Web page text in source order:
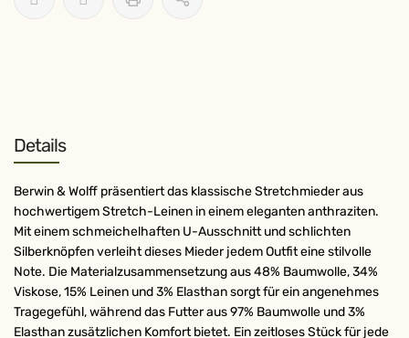
Details
Berwin & Wolff präsentiert das klassische Stretchmieder aus
hochwertigem Stretch-Leinen in einem eleganten anthraziten.
Mit einem schmeichelhaften U-Ausschnitt und schlichten
Silberknöpfen verleiht dieses Mieder jedem Outfit eine stilvolle
Note. Die Materialzusammensetzung aus 48% Baumwolle, 34%
Viskose, 15% Leinen und 3% Elasthan sorgt für ein angenehmes
Tragegefühl, während das Futter aus 97% Baumwolle und 3%
Elasthan zusätzlichen Komfort bietet. Ein zeitloses Stück für jede